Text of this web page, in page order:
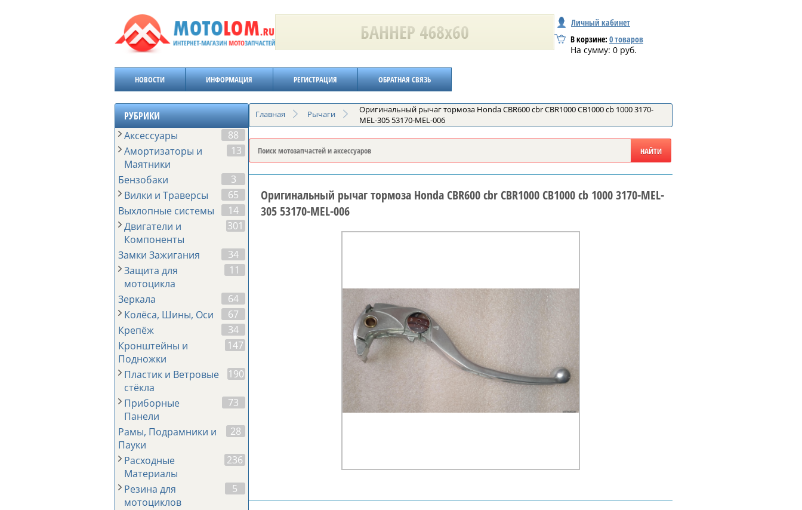
Личный кабинет
В корзине: 0товаров
На сумму: 0 руб.
НОВОСТИ ИНФОРМАЦИЯ РЕГИСТРАЦИЯ ОБРАТНАЯ СВЯЗЬ
РУБРИКИ
Аксессуары
88
Амортизаторы и
Маятники
13
Бензобаки
3
Вилки и Траверсы
65
Выхлопные системы
14
Двигатели и
Компоненты
301
Замки Зажигания
34
Защита для
мотоцикла
11
Зеркала
64
Колёса, Шины, Оси
67
Крепёж
34
Кронштейны и
Подножки
147
Пластик и Ветровые
стёкла
190
Приборные
Панели
73
Рамы, Подрамники и
Пауки
28
Расходные
Материалы
236
Резина для
мотоциклов
5
Главная Рычаги
Оригинальный рычаг тормоза Honda CBR600 cbr CBR1000 CB1000 cb 1000 3170-
MEL-305 53170-MEL-006
Оригинальный рычаг тормоза Honda CBR600 cbr CBR1000 CB1000 cb 1000 3170-MEL-
305 53170-MEL-006